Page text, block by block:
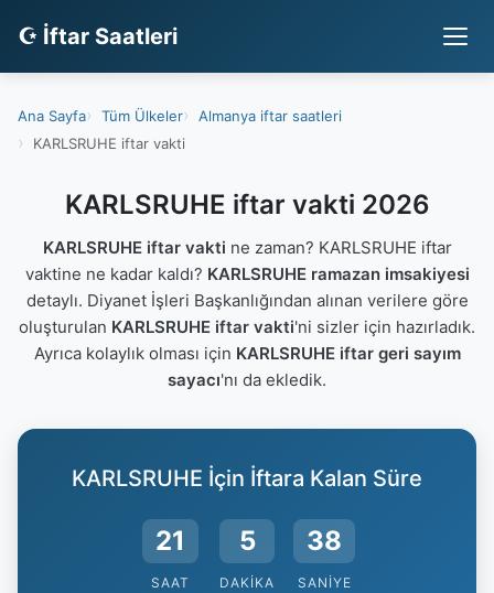
☪ İftar Saatleri
Ana Sayfa Tüm Ülkeler
Almanya iftar saatleri
KARLSRUHE iftar vakti
KARLSRUHE iftar vakti 2026
KARLSRUHE iftar vakti ne zaman? KARLSRUHE iftar
vaktine ne kadar kaldı? KARLSRUHE ramazan imsakiyesi
detaylı. Diyanet İşleri Başkanlığından alınan verilere göre
oluşturulan KARLSRUHE iftar vakti'ni sizler için hazırladık.
Ayrıca kolaylık olması için KARLSRUHE iftar geri sayım
sayacı'nı da ekledik.
KARLSRUHE İçin İftara Kalan Süre
21
SAAT
5
DAKIKA
38
SANIYE